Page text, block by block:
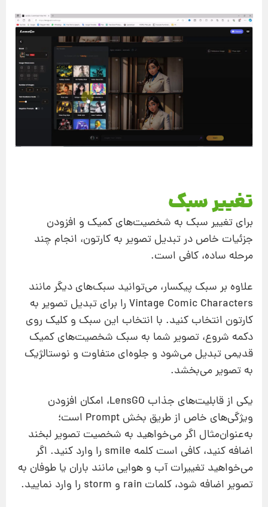
تغییر سبک
برای تغییر سبک به شخصیت‌های کمیک و افزودن
جزئیات خاص در تبدیل تصویر به کارتون، انجام چند
مرحله ساده، کافی است.
علاوه بر سبک پیکسار، می‌توانید سبک‌های دیگر مانند
Vintage Comic Characters را برای تبدیل تصویر به
کارتون انتخاب کنید. با انتخاب این سبک و کلیک روی
دکمه شروع، تصویر شما به سبک شخصیت‌های کمیک
قدیمی تبدیل می‌شود و جلوه‌ای متفاوت و نوستالژیک
به تصویر می‌بخشد.
یکی از قابلیت‌های جذاب LensGO، امکان افزودن
ویژگی‌های خاص از طریق بخش Prompt است؛
به‌عنوان‌مثال اگر می‌خواهید به شخصیت تصویر لبخند
اضافه کنید، کافی است کلمه smile را وارد کنید. اگر
می‌خواهید تغییرات آب و هوایی مانند باران یا طوفان به
تصویر اضافه شود، کلمات rain و storm را وارد نمایید.